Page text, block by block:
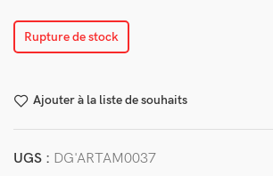
Rupture de stock
Ajouter à la liste de souhaits
UGS : DG'ARTAM0037